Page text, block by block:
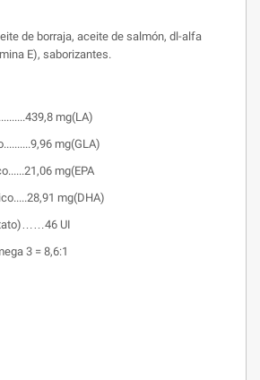
de borraja, aceite de salmón, dl-alfa
E), saborizantes.
mg(LA)
mg(GLA)
mg(EPA
mg(DHA)
UI
3 = 8,6:1